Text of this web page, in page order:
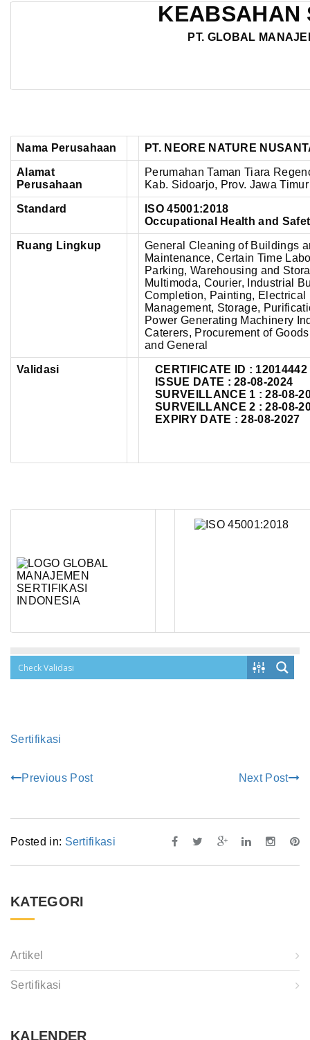
NATURE
KEABSAHAN
PT. GLOBAL
Nama Perusahaan PT. NEORE NATURE
Alamat
Perusahaan
Perumahan Taman Tiara
Kab. Sidoarjo, Prov. Jawa
Standard
ISO 45001:2018
Occupational Health and
Ruang Lingkup
General Cleaning of Buildings
Maintenance, Certain Time
Parking, Warehousing and
Multimoda, Courier, Industrial
Completion, Painting, Electrical
Management, Storage,
Power Generating Machinery
Caterers, Procurement of
and General
Validasi CERTIFICATE ID : 12014442
ISSUE DATE : 28-08-2024
SURVEILLANCE 1 : 28-08-
SURVEILLANCE 2 : 28-08-
EXPIRY DATE : 28-08-2027
Sertifikasi
Previous Post Next Post
Posted in: Sertifikasi
KATEGORI
Artikel
Sertifikasi
KALENDER